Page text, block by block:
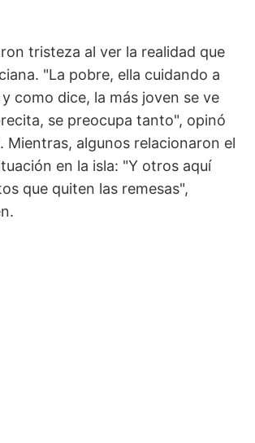
tristeza al ver la realidad que
"La pobre, ella cuidando a
como dice, la más joven se ve
se preocupa tanto", opinó
Mientras, algunos relacionaron el
en la isla: "Y otros aquí
que quiten las remesas",